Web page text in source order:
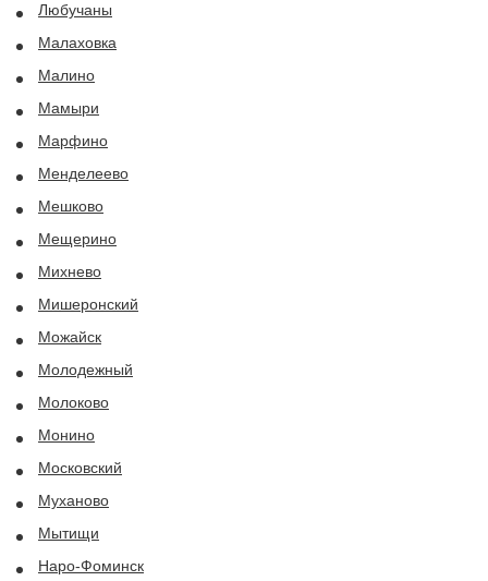
Любучаны
Малаховка
Малино
Мамыри
Марфино
Менделеево
Мешково
Мещерино
Михнево
Мишеронский
Можайск
Молодежный
Молоково
Монино
Московский
Муханово
Мытищи
Наро-Фоминск